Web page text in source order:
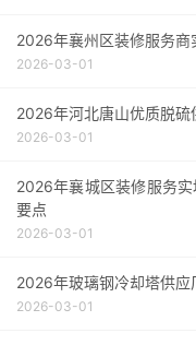
2026年襄州区装修服务
2026-03-01
2026年河北唐山优质脱硫
2026-03-01
2026年襄城区装修服务
要点
2026-03-01
2026年玻璃钢冷却塔供应
2026-03-01